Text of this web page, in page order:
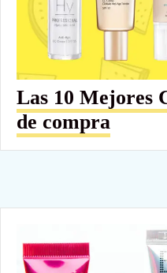
Las 10 Mejores
de compra